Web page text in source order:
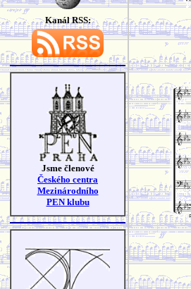
Kanál RSS:
Jsme členové
Českého centra
Mezinárodního
PEN klubu